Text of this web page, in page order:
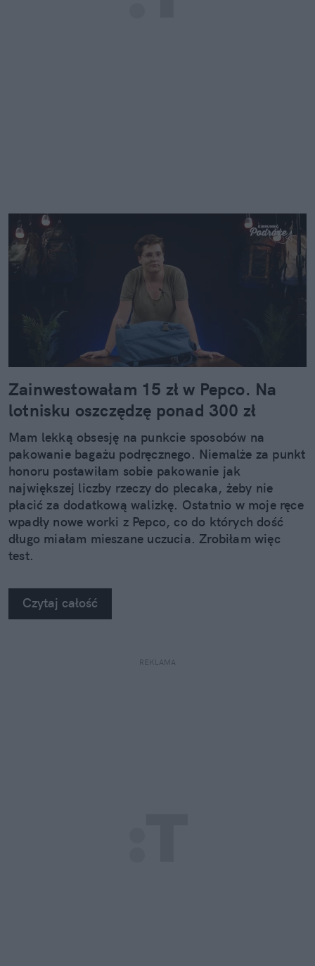
Zainwestowałam 15 zł w Pepco. Na
lotnisku oszczędzę ponad 300 zł
Mam lekką obsesję na punkcie sposobów na
pakowanie bagażu podręcznego. Niemalże za punkt
honoru postawiłam sobie pakowanie jak
największej liczby rzeczy do plecaka, żeby nie
płacić za dodatkową walizkę. Ostatnio w moje ręce
wpadły nowe worki z Pepco, co do których dość
długo miałam mieszane uczucia. Zrobiłam więc
test.
Czytaj całość
REKLAMA